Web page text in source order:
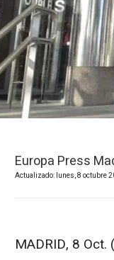
Europa Press
Actualizado: lunes, 8 octubre
MADRID, 8 Oct.